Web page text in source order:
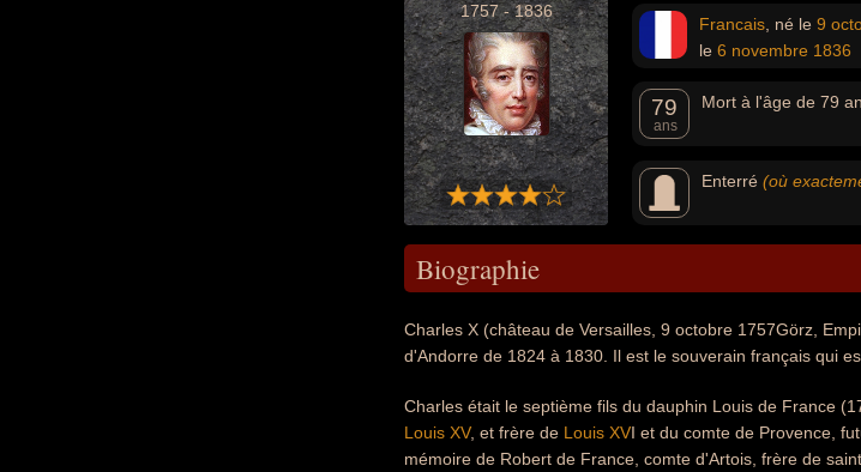
1757 - 1836
Francais , né le 9
le 6 novembre 1836
79
ans
Mort à l'âge de 79
Enterré (où
Biographie
Charles X (château de Versailles, 9 octobre 1757Görz,
d'Andorre de 1824 à 1830. Il est le souverain français qui
Charles était le septième fils du dauphin Louis de France
Louis XV, et frère de Louis XVI et du comte de Provence,
mémoire de Robert de France, comte d'Artois, frère de